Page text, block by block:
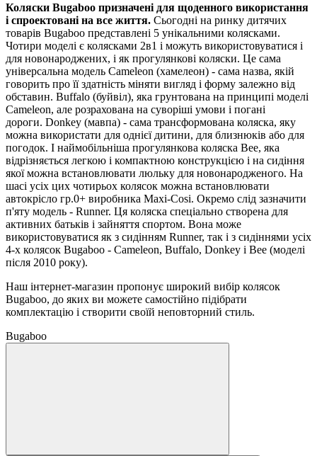
Коляски Bugaboo призначені для щоденного використання
і спроектовані на все життя. Сьогодні на ринку дитячих
товарів Bugaboo представлені 5 унікальними колясками.
Чотири моделі є колясками 2в1 і можуть використовуватися і
для новонароджених, і як прогулянкові коляски. Це сама
універсальна модель Cameleon (хамелеон) - сама назва, якій
говорить про її здатність міняти вигляд і форму залежно від
обставин. Buffalo (буйвіл), яка грунтована на принципі моделі
Cameleon, але розрахована на суворіші умови і погані
дороги. Donkey (мавпа) - сама трансформована коляска, яку
можна використати для однієї дитини, для близнюків або для
погодок. І наймобільніша прогулянкова коляска Bee, яка
відрізняється легкою і компактною конструкцією і на сидіння
якої можна встановлювати люльку для новонародженого. На
шасі усіх цих чотирьох колясок можна встановлювати
автокрісло гр.0+ виробника Maxi-Cosi. Окремо слід зазначити
п'яту модель - Runner. Ця коляска спеціально створена для
активних батьків і зайняття спортом. Вона може
використовуватися як з сидінням Runner, так і з сидіннями усіх
4-х колясок Bugaboo - Cameleon, Buffalo, Donkey і Bee (моделі
після 2010 року).
Наш інтернет-магазин пропонує широкий вибір колясок
Bugaboo, до яких ви можете самостійно підібрати
комплектацію і створити своїй неповторний стиль.
Bugaboo